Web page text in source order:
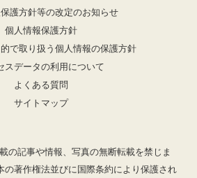
護方針等の改定のお知らせ
個人情報保護方針
で取り扱う個人情報の保護方針
スデータの利用について
よくある質問
サイトマップ
の記事や情報、写真の無断転載を禁じま
の著作権法並びに国際条約により保護され